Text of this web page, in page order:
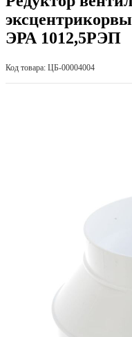
ЭРА 1012,5РЭП
Код товара: ЦБ-00004004